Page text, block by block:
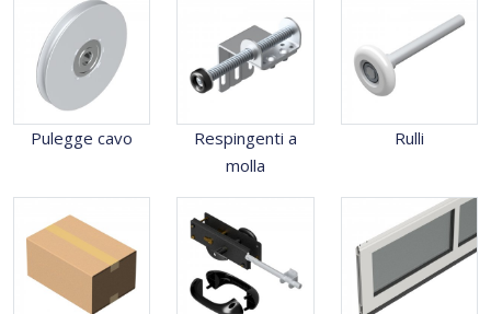
Pulegge cavo
Respingenti a
molla
Rulli